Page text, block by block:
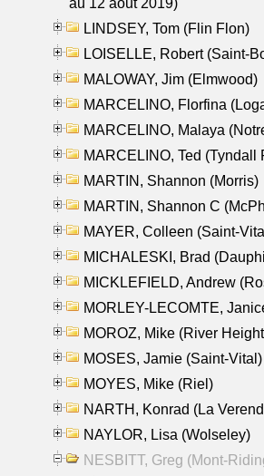
LINDSEY, Tom (Flin Flon)
LOISELLE, Robert (Saint-
MALOWAY, Jim (Elmwood)
MARCELINO, Florfina
MARCELINO, Malaya
MARCELINO, Ted (Tyndall
MARTIN, Shannon (Morris)
MARTIN, Shannon C
MAYER, Colleen (Saint-
MICHALESKI, Brad
MICKLEFIELD, Andrew
MORLEY-LECOMTE,
MOROZ, Mike (River
MOSES, Jamie (Saint-Vital)
MOYES, Mike (Riel)
NARTH, Konrad (La
NAYLOR, Lisa (Wolseley)
NESBITT, Greg (Mont-